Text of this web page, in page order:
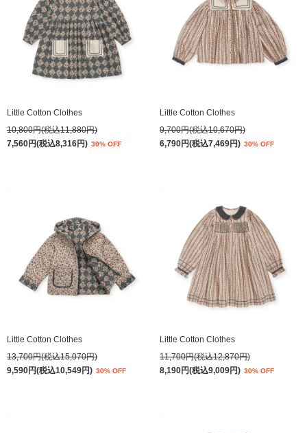
Little Cotton Clothes
10,800円(税込11,880円)
7,560円(税込8,316円) 30% OFF
Little Cotton Clothes
9,700円(税込10,670円)
6,790円(税込7,469円) 30% OFF
Little Cotton Clothes
13,700円(税込15,070円)
9,590円(税込10,549円) 30% OFF
Little Cotton Clothes
11,700円(税込12,870円)
8,190円(税込9,009円) 30% OFF